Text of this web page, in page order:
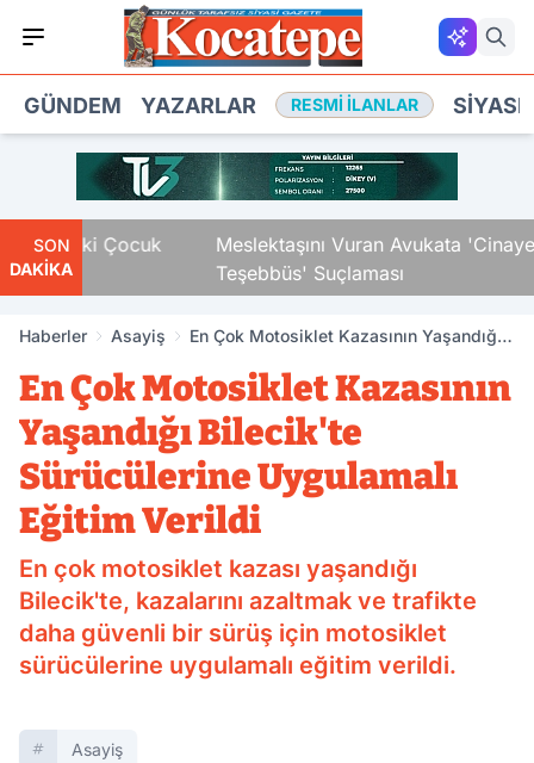
GÜNDEM YAZARLAR RESMI İLANLAR
SON
DAKİKA
Çocuk
Meslektaşını Vuran Avukata 'Cinayete
Teşebbüs' Suçlaması
Haberler Asayiş
En Çok Motosiklet Kazasının Yaşandığı
Eğitim Verildi
En Çok Motosiklet Kazasının
Yaşandığı Bilecik'te
Sürücülerine Uygulamalı
Eğitim Verildi
En çok motosiklet kazası yaşandığı
Bilecik'te, kazalarını azaltmak ve trafikte
daha güvenli bir sürüş için motosiklet
sürücülerine uygulamalı eğitim verildi.
Asayiş